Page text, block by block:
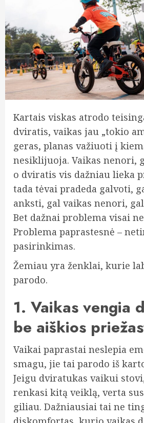
Kartais viskas atrodo
dviratis, vaikas jau „tokio
geras, planas važiuoti į
nesiklijuoja. Vaikas nenori,
o dviratis vis dažniau lieka
tada tėvai pradeda galvoti,
anksti, gal vaikas nenori,
Bet dažnai problema visai
Problema paprastesnė –
pasirinkimas.
Žemiau yra ženklai, kurie
parodo.
1. Vaikas vengia
be aiškios
Vaikai paprastai neslepia
smagu, jie tai parodo iš
Jeigu dviratukas vaikui
renkasi kitą veiklą, verta
giliau. Dažniausiai tai ne